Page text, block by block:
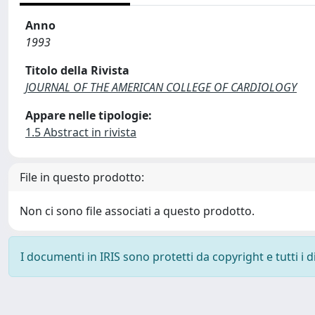
Anno
1993
Titolo della Rivista
JOURNAL OF THE AMERICAN COLLEGE OF CARDIOLOGY
Appare nelle tipologie:
1.5 Abstract in rivista
File in questo prodotto:
Non ci sono file associati a questo prodotto.
I documenti in IRIS sono protetti da copyright e tutti i